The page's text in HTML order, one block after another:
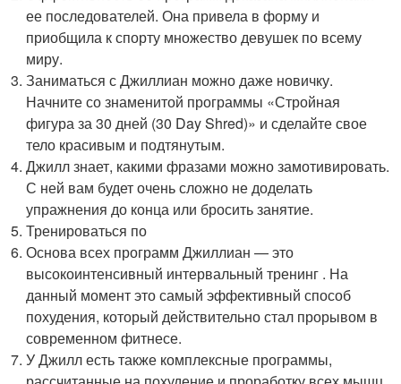
ее последователей. Она привела в форму и
приобщила к спорту множество девушек по всему
миру.
Заниматься с Джиллиан можно даже новичку.
Начните со знаменитой программы «Стройная
фигура за 30 дней (30 Day Shred)» и сделайте свое
тело красивым и подтянутым.
Джилл знает, какими фразами можно замотивировать.
С ней вам будет очень сложно не доделать
упражнения до конца или бросить занятие.
Тренироваться по
Основа всех программ Джиллиан — это
высокоинтенсивный интервальный тренинг . На
данный момент это самый эффективный способ
похудения, который действительно стал прорывом в
современном фитнесе.
У Джилл есть также комплексные программы,